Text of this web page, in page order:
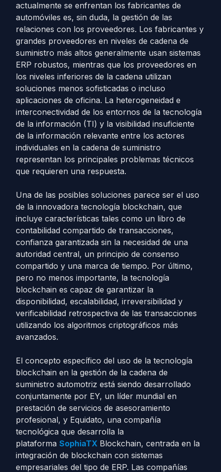
actualmente se enfrentan los fabricantes de
automóviles es, sin duda, la gestión de las
relaciones con los proveedores. Los fabricantes y
grandes proveedores en niveles de cadena de
suministro más altos generalmente usan sistemas
ERP robustos, mientras que los proveedores en
los niveles inferiores de la cadena utilizan
soluciones menos sofisticadas o incluso
aplicaciones de oficina. La heterogeneidad e
interconectividad de los entornos de la tecnología
de la información (TI) y la visibilidad insuficiente
de la información relevante entre los actores
individuales en la cadena de suministro
representan los principales problemas técnicos
que requieren una respuesta.
Una de las posibles soluciones parece ser el uso
de la innovadora tecnología blockchain, que
incluye características tales como un libro de
contabilidad compartido de transacciones,
confianza garantizada sin la necesidad de una
autoridad central, un principio de consenso
compartido y una marca de tiempo. Por último,
pero no menos importante, la tecnología
blockchain es capaz de garantizar la
disponibilidad, escalabilidad, irreversibilidad y
verificabilidad retrospectiva de las transacciones
utilizando los algoritmos criptográficos más
avanzados.
El concepto específico del uso de la tecnología
blockchain en la gestión de la cadena de
suministro automotriz está siendo desarrollado
conjuntamente por EY, un líder mundial en
prestación de servicios de asesoramiento
profesional, y Equidato, una compañía
tecnológica que desarrolla la
plataforma SophiaTX Blockchain, centrada en la
integración de blockchain con sistemas
empresariales del tipo de ERP. Las compañías